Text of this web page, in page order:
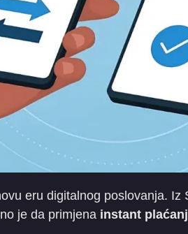
eru digitalnog poslovanja. Iz
je da primjena instant